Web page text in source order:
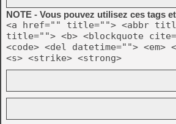
NOTE - Vous pouvez utilisez ces tags
<a href="" title=""> <abbr
title=""> <b> <blockquote
<code> <del datetime="">
<s> <strike> <strong>